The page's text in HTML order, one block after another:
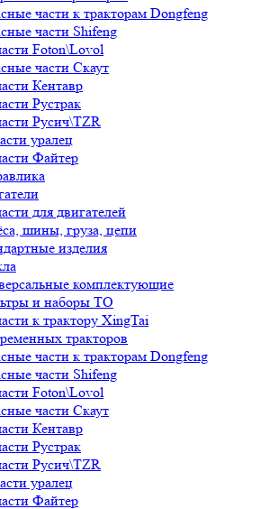
части к тракторам Dongfeng
части Shifeng
Foton\Lovol
части Скаут
Кентавр
Рустрак
Русич\TZR
уралец
Файтер
для двигателей
шины, груза, цепи
изделия
комплектующие
и наборы ТО
к трактору XingTai
тракторов
части к тракторам Dongfeng
части Shifeng
Foton\Lovol
части Скаут
Кентавр
Рустрак
Русич\TZR
уралец
Файтер